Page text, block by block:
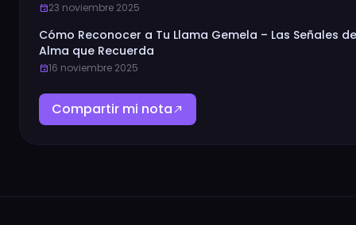
event23 noviembre 2025
Cómo Reconocer a Tu Llama Gemela – Las Señales
Alma que Recuerda
event16 noviembre 2025
Compartir mi notanorth_east